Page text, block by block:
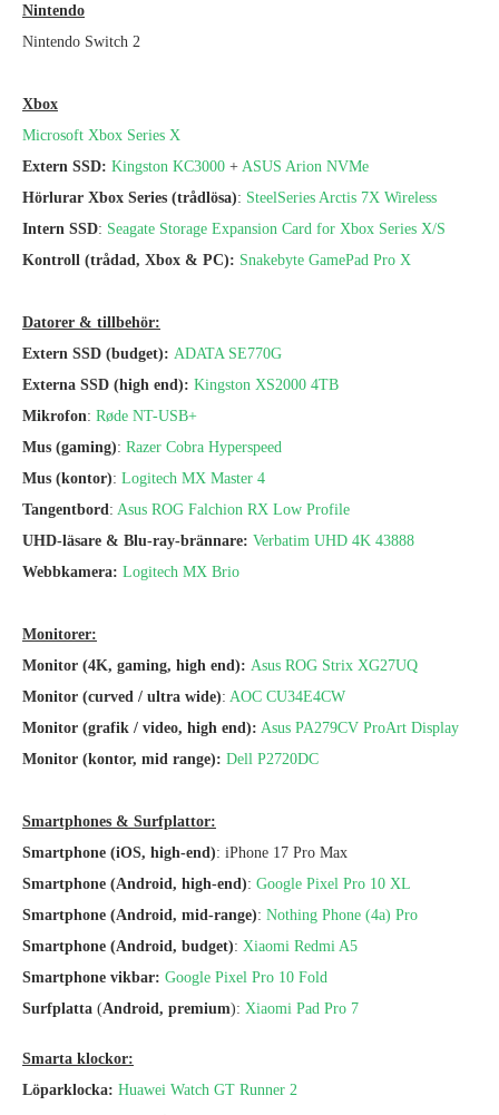
Nintendo
Nintendo Switch 2
Xbox
Microsoft Xbox Series X
Extern SSD: Kingston KC3000 + ASUS Arion NVMe
Hörlurar Xbox Series (trådlösa): SteelSeries Arctis 7X Wireless
Intern SSD: Seagate Storage Expansion Card for Xbox Series X/S
Kontroll (trådad, Xbox & PC): Snakebyte GamePad Pro X
Datorer & tillbehör:
Extern SSD (budget): ADATA SE770G
Externa SSD (high end): Kingston XS2000 4TB
Mikrofon: Røde NT-USB+
Mus (gaming): Razer Cobra Hyperspeed
Mus (kontor): Logitech MX Master 4
Tangentbord : Asus ROG Falchion RX Low Profile
UHD-läsare & Blu-ray-brännare: Verbatim UHD 4K 43888
Webbkamera: Logitech MX Brio
Monitorer:
Monitor (4K, gaming, high end): Asus ROG Strix XG27UQ
Monitor (curved / ultra wide): AOC CU34E4CW
Monitor (grafik / video, high end): Asus PA279CV ProArt Display
Monitor (kontor, mid range): Dell P2720DC
Smartphones & Surfplattor:
Smartphone (iOS, high-end): iPhone 17 Pro Max
Smartphone (Android, high-end): Google Pixel Pro 10 XL
Smartphone (Android, mid-range): Nothing Phone (4a) Pro
Smartphone (Android, budget): Xiaomi Redmi A5
Smartphone vikbar: Google Pixel Pro 10 Fold
Surfplatta (Android, premium): Xiaomi Pad Pro 7
Smarta klockor:
Löparklocka: Huawei Watch GT Runner 2